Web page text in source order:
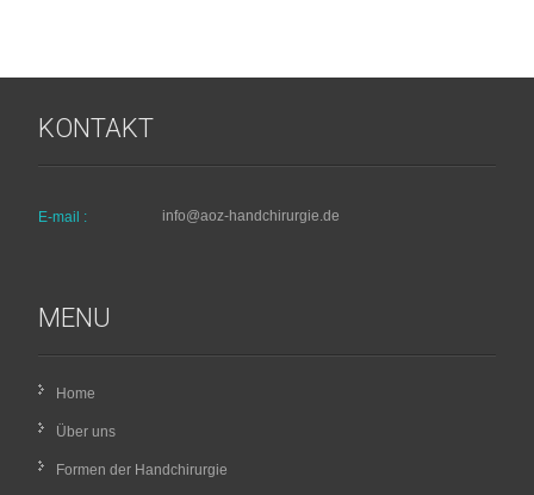
KONTAKT
E-mail : info@aoz-handchirurgie.de
MENU
Home
Über uns
Formen der Handchirurgie